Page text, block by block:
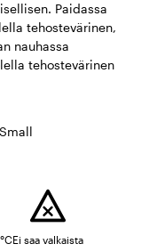
Paidassa
tehostevärinen,
nauhassa
tehostevärinen
Ei saa valkaista